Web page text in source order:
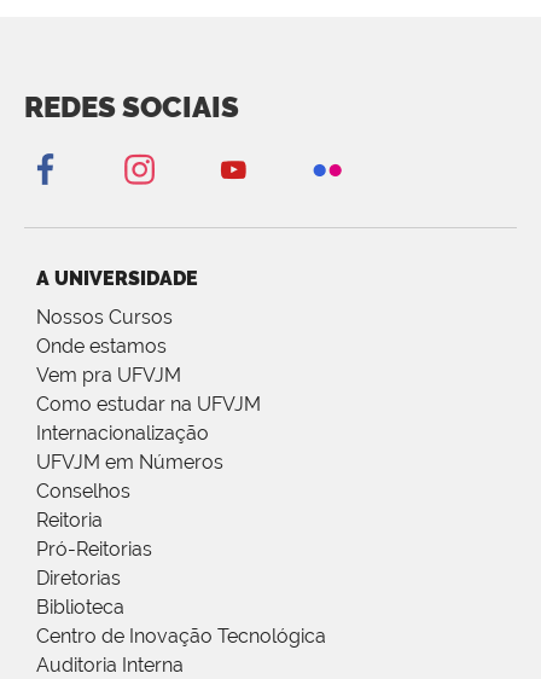
REDES SOCIAIS
A UNIVERSIDADE
Nossos Cursos
Onde estamos
Vem pra UFVJM
Como estudar na UFVJM
Internacionalização
UFVJM em Números
Conselhos
Reitoria
Pró-Reitorias
Diretorias
Biblioteca
Centro de Inovação Tecnológica
Auditoria Interna